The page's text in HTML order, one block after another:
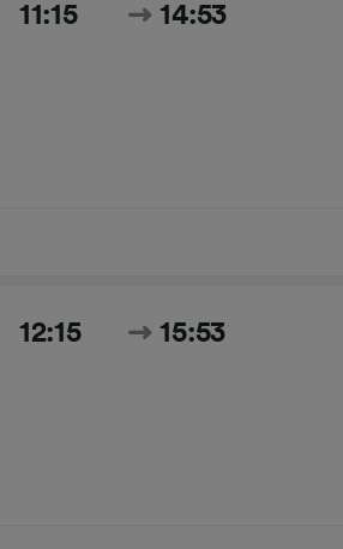
11:15 14:53
12:15 15:53